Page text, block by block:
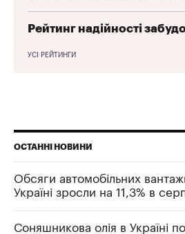
Рейтинг надійності
УСІ РЕЙТИНГИ
ОСТАННІ НОВИНИ
Обсяги автомобільних
Україні зросли на 11,3% в
Соняшникова олія в Україні